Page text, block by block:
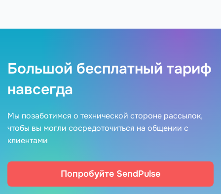
Большой бесплатный тариф
навсегда
Мы позаботимся о технической стороне рассылок,
чтобы вы могли сосредоточиться на общении с
клиентами
Попробуйте SendPulse